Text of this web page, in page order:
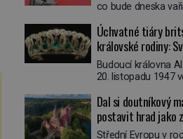
navštívil.
vysmál.
dotáhne hodně
prohlásil o něm jiný
francouzský
Honoré de
co bude dneska
mlsný jazýček.
rychle v jedné ze
„Zaplaťpánbůh, že
nemusíme chodit s
povzdechne si
ruce. Ještě v
nové republiky
nedostatku zboží
Úchvatné tiáry
královské rodiny:
klenot Alžbětě II.
Budoucí královna
20. listopadu 1947
Mountbattena. Aby
obřad ve
tradice „něco
Dal si doutníkový
postavit hrad jako
Střední Evropu v